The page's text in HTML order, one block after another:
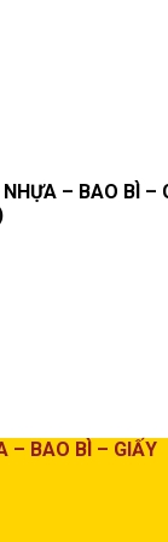
– BAO BÌ –
– BAO BÌ – GIẤY